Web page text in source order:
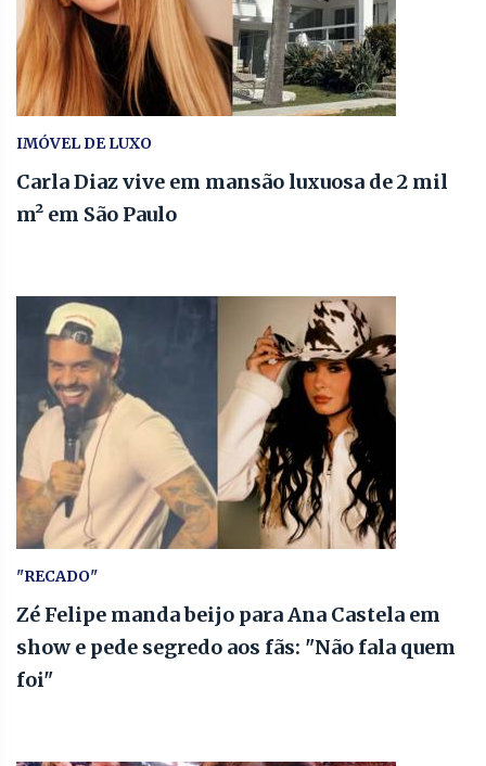
IMÓVEL DE LUXO
Carla Diaz vive em mansão luxuosa de 2 mil
m² em São Paulo
"RECADO"
Zé Felipe manda beijo para Ana Castela em
show e pede segredo aos fãs: "Não fala quem
foi"